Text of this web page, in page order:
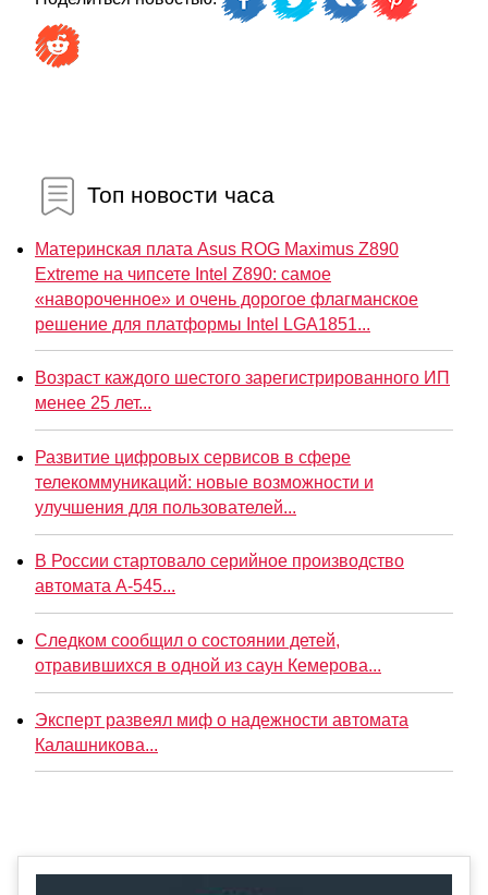
Топ новости часа
Материнская плата Asus ROG Maximus Z890
Extreme на чипсете Intel Z890: самое
«навороченное» и очень дорогое флагманское
решение для платформы Intel LGA1851...
Возраст каждого шестого зарегистрированного ИП
менее 25 лет...
Развитие цифровых сервисов в сфере
телекоммуникаций: новые возможности и
улучшения для пользователей...
В России стартовало серийное производство
автомата А-545...
Следком сообщил о состоянии детей,
отравившихся в одной из саун Кемерова...
Эксперт развеял миф о надежности автомата
Калашникова...